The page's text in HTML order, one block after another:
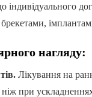
індивідуального
брекетами,
нагляду:
Лікування на
при